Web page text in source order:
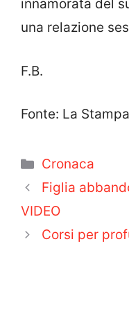
innamorata del
una relazione
F.B.
Fonte: La Stampa
Categorie
Cronaca
Figlia
VIDEO
Corsi per